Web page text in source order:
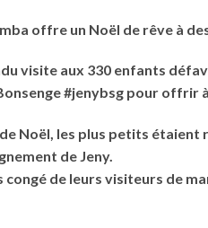
offre un Noël de rêve à
visite aux 330 enfants
#jenybsg pour offrir
Noël, les plus petits étaient
de Jeny.
de leurs visiteurs de